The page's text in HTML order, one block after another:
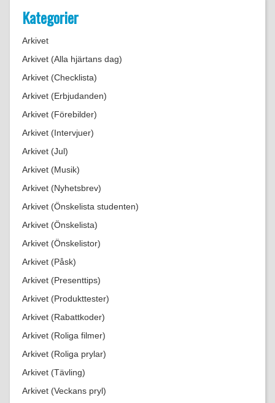
Kategorier
Arkivet
Arkivet (Alla hjärtans dag)
Arkivet (Checklista)
Arkivet (Erbjudanden)
Arkivet (Förebilder)
Arkivet (Intervjuer)
Arkivet (Jul)
Arkivet (Musik)
Arkivet (Nyhetsbrev)
Arkivet (Önskelista studenten)
Arkivet (Önskelista)
Arkivet (Önskelistor)
Arkivet (Påsk)
Arkivet (Presenttips)
Arkivet (Produkttester)
Arkivet (Rabattkoder)
Arkivet (Roliga filmer)
Arkivet (Roliga prylar)
Arkivet (Tävling)
Arkivet (Veckans pryl)